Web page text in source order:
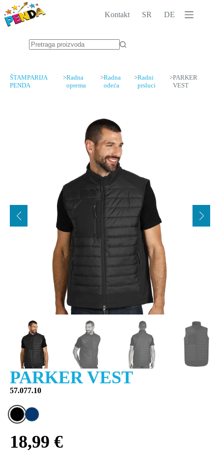
to
content
Kontakt SR DE
ŠTAMPARIJA
PENDA
>Radna
oprema
>Radna
odeća
>Radni
prsluci
>PARKER
VEST
PARKER VEST
57.077.10
18,99 €